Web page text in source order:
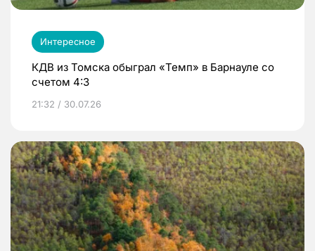
Интересное
КДВ из Томска обыграл «Темп» в Барнауле со
счетом 4:3
21:32 / 30.07.26